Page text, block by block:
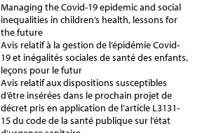
Managing the Covid-19 epidemic and social
inequalities in children’s health, lessons for
the future
Avis relatif à la gestion de l’épidémie Covid-
19 et inégalités sociales de santé des enfants,
leçons pour le futur
Avis relatif aux dispositions susceptibles
d’être insérées dans le prochain projet de
décret pris en application de l’article L3131-
15 du code de la santé publique sur l’état